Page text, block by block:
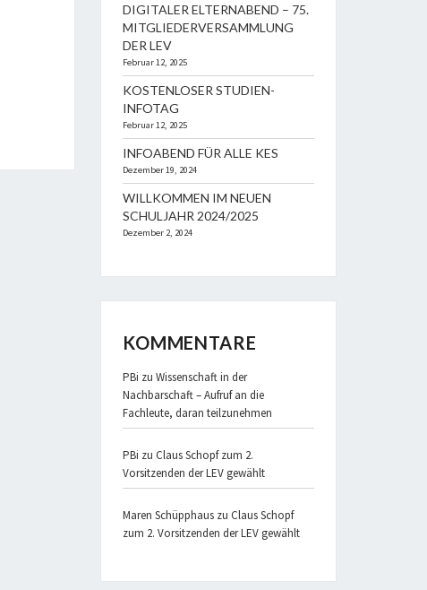
DIGITALER ELTERNABEND – 75.
MITGLIEDERVERSAMMLUNG
DER LEV
Februar 12, 2025
KOSTENLOSER STUDIEN-
INFOTAG
Februar 12, 2025
INFOABEND FÜR ALLE KES
Dezember 19, 2024
WILLKOMMEN IM NEUEN
SCHULJAHR 2024/2025
Dezember 2, 2024
KOMMENTARE
PBi zu Wissenschaft in der
Nachbarschaft – Aufruf an die
Fachleute, daran teilzunehmen
PBi zu Claus Schopf zum 2.
Vorsitzenden der LEV gewählt
Maren Schüpphauszu Claus Schopf
zum 2. Vorsitzenden der LEV gewählt